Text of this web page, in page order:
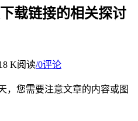
载链接的相关探讨
K阅读/0评论
，您需要注意文章的内容或图